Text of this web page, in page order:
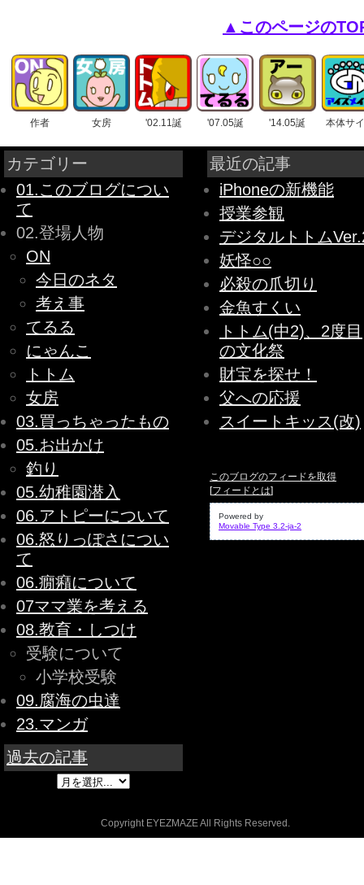
▲このページの
作者 女房 '02.11誕 '07.05誕 '14.05誕 本体サ
カテゴリー
01.このブログについ
て
02.登場人物
ON
今日のネタ
考え事
てるる
にゃんこ
トトム
女房
03.買っちゃったもの
05.お出かけ
釣り
05.幼稚園潜入
06.アトピーについて
06.怒りっぽさについ
て
06.癇癪について
07ママ業を考える
08.教育・しつけ
受験について
小学校受験
09.腐海の虫達
23.マンガ
過去の記事
最近の記事
iPhoneの新機能
授業参観
デジタルトトム
妖怪○○
必殺の爪切り
金魚すくい
トトム(中2)、2度目
の文化祭
財宝を探せ！
父への応援
スイートキッス(改)
このブログのフィードを取得
[フィードとは]
Powered by
Movable Type 3.2-ja-2
Copyright EYEZMAZE All Rights Reserved.